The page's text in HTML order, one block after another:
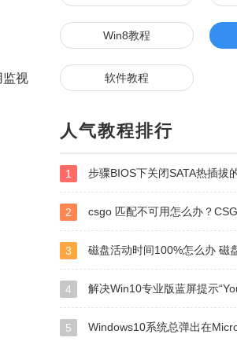
视
Win8教程
软件教程
人气教程排行
1 步骤BIOS下关闭SATA热插拔
2 csgo 匹配不可用怎么办？CSGO无法进行
3 磁盘活动时间100%怎么办 磁盘活动时间
4 解决Win10专业版蓝屏提示“You PC ran into a
5 Windows10系统总弹出在Microsoft Store查